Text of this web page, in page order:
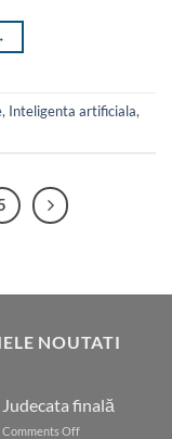
, Inteligenta artificiala,
NOUTATI
Judecata finală
Comments Offon